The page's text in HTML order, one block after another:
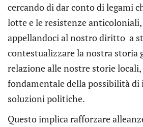
cercando di dar conto di legami
lotte e le resistenze
appellandoci al nostro diritto a
contestualizzare la nostra storia
relazione alle nostre storie
fondamentale della possibilità di
soluzioni politiche.
Questo implica rafforzare